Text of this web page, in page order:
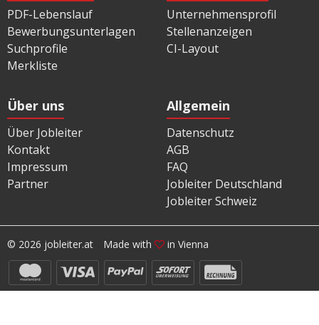
PDF-Lebenslauf
Bewerbungsunterlagen
Suchprofile
Merkliste
Unternehmensprofil
Stellenanzeigen
CI-Layout
Über uns
Über Jobleiter
Kontakt
Impressum
Partner
Allgemein
Datenschutz
AGB
FAQ
Jobleiter Deutschland
Jobleiter Schweiz
© 2026 jobleiter.at Made with in Vienna